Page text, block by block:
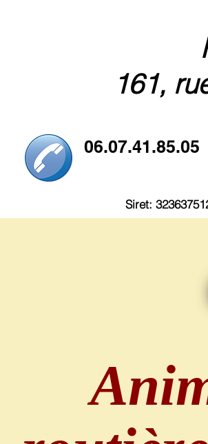
161,
06.07.41.85.05
Siret: